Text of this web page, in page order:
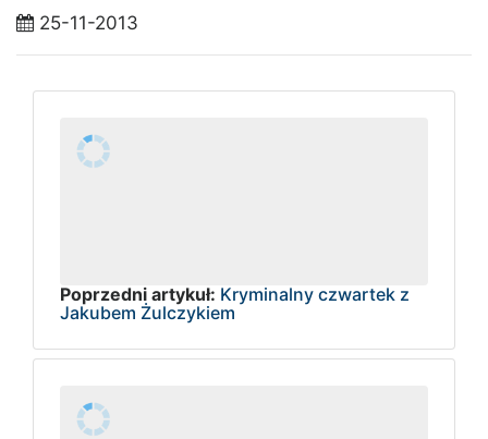
25-11-2013
Poprzedni artykuł: Kryminalny czwartek z
Jakubem Żulczykiem